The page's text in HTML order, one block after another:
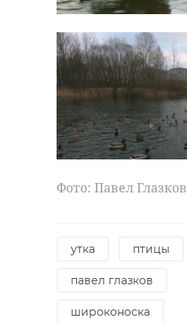
Фото: Павел Глазков
утка птицы
павел глазков
широконоска